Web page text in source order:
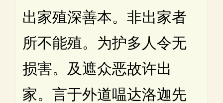
出家殖深善本。非出家者
所不能殖。为护多人令无
损害。及遮众恶故许出
家。言于外道嗢达洛迦先